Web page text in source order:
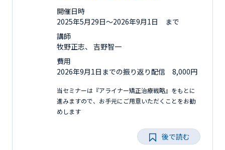
開催日時
2025年5月29日〜2026年9月1日 まで
講師
牧野正志、 吉野智一
費用
2026年9月1日までの振り返り配信 8,000円
当セミナーは『アライナー矯正治療戦略』をもとに
進みますので、お手元にご用意いただくことをお勧
めします
後で読む